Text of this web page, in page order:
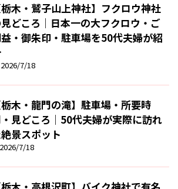
栃木・鷲子山上神社】フクロウ神社
どころ｜日本一の大フクロウ・ご
・御朱印・駐車場を50代夫婦が紹
2026/7/18
栃木・龍門の滝】駐車場・所要時
見どころ｜50代夫婦が実際に訪れ
景スポット
2026/7/18